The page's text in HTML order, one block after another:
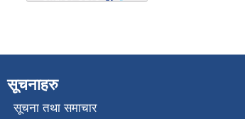
सूचनाहरु
सूचना तथा समाचार